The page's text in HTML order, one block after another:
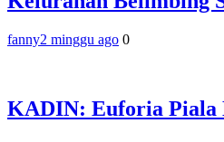
fanny2 minggu ago 0
KADIN: Euforia Piala